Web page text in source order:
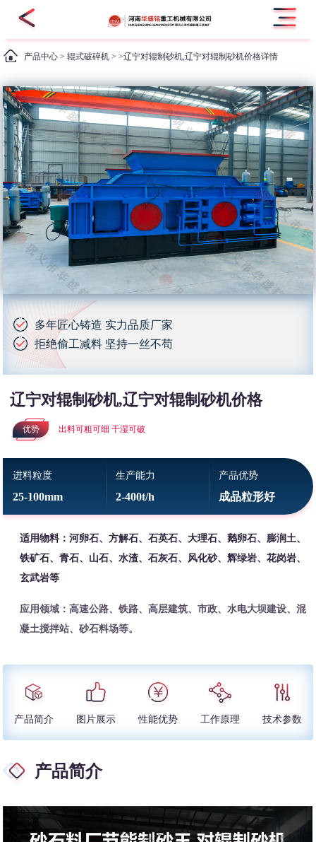
产品中心 >辊式破碎机 > >辽宁对辊制砂机,辽宁对辊制砂机价格详情
多年匠心铸造 实力品质厂家
拒绝偷工减料 坚持一丝不苟
辽宁对辊制砂机,辽宁对辊制砂机价格
优势 出料可粗可细 干湿可破
进料粒度
25-100mm
生产能力
2-400t/h
产品优势
成品粒形好
适用物料：河卵石、方解石、石英石、大理石、鹅卵石、膨润土、
铁矿石、青石、山石、水渣、石灰石、风化砂、辉绿岩、花岗岩、
玄武岩等
应用领域：高速公路、铁路、高层建筑、市政、水电大坝建设、混
凝土搅拌站、砂石料场等。
产品简介 图片展示 性能优势 工作原理 技术参数
产品简介